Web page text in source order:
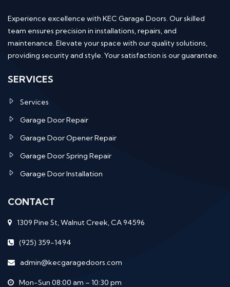
Experience excellence with KEC Garage Doors. Our skilled
team ensures precision in installations, repairs, and
maintenance. Elevate your space with our quality solutions,
providing security and style. Your satisfaction is our guarantee.
SERVICES
Services
Garage Door Repair
Garage Door Opener Repair
Garage Door Spring Repair
Garage Door Installation
CONTACT
1309 Pine St, Walnut Creek, CA 94596
(925) 359-1494
admin@kecgaragedoors.com
Mon-Sun 08:00 am – 10:30 pm